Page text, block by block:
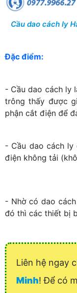
Cầu dao cách ly
Đặc điểm:
- Cầu dao cách ly
trông thấy được
phận cắt điện để
- Cầu dao cách ly
điện không tải
- Nhờ có dao
đó thì các thiết bị
Liên hệ ngay
Minh! Để có